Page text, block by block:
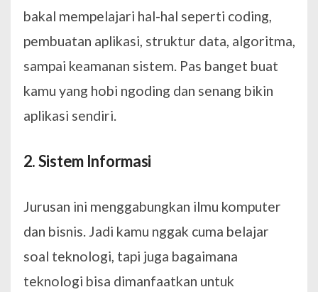
bakal mempelajari hal-hal seperti coding,
pembuatan aplikasi, struktur data, algoritma,
sampai keamanan sistem. Pas banget buat
kamu yang hobi ngoding dan senang bikin
aplikasi sendiri.
2. Sistem Informasi
Jurusan ini menggabungkan ilmu komputer
dan bisnis. Jadi kamu nggak cuma belajar
soal teknologi, tapi juga bagaimana
teknologi bisa dimanfaatkan untuk